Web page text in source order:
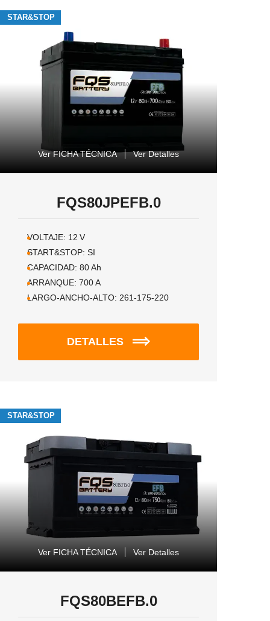
STAR&STOP
Ver FICHA TÉCNICA Ver Detalles
FQS80JPEFB.0
VOLTAJE: 12 V
START&STOP: SI
CAPACIDAD: 80Ah
ARRANQUE: 700A
LARGO-ANCHO-ALTO: 261-175-220
DETALLES
STAR&STOP
Ver FICHA TÉCNICA Ver Detalles
FQS80BEFB.0